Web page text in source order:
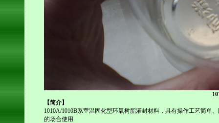
【简介】
1010A/1010B系室温固化型环氧树脂灌封材料，具有操作工艺简单
的场合使用 .